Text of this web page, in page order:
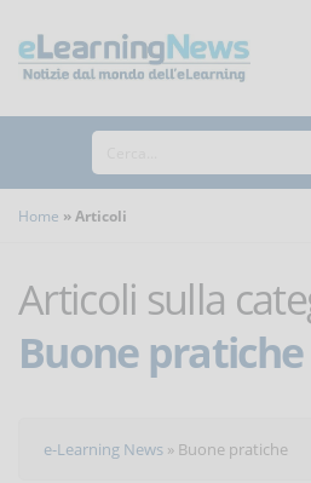
Home Articoli
Articoli sulla
Buone pratiche
e-Learning News » Buone pratiche